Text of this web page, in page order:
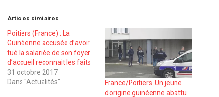
Articles similaires
Poitiers (France) : La
Guinéenne accusée d’avoir
tué la salariée de son foyer
d’accueil reconnait les faits
31 octobre 2017
Dans "Actualités"
France/Poitiers. Un jeune
d’origine guinéenne abattu